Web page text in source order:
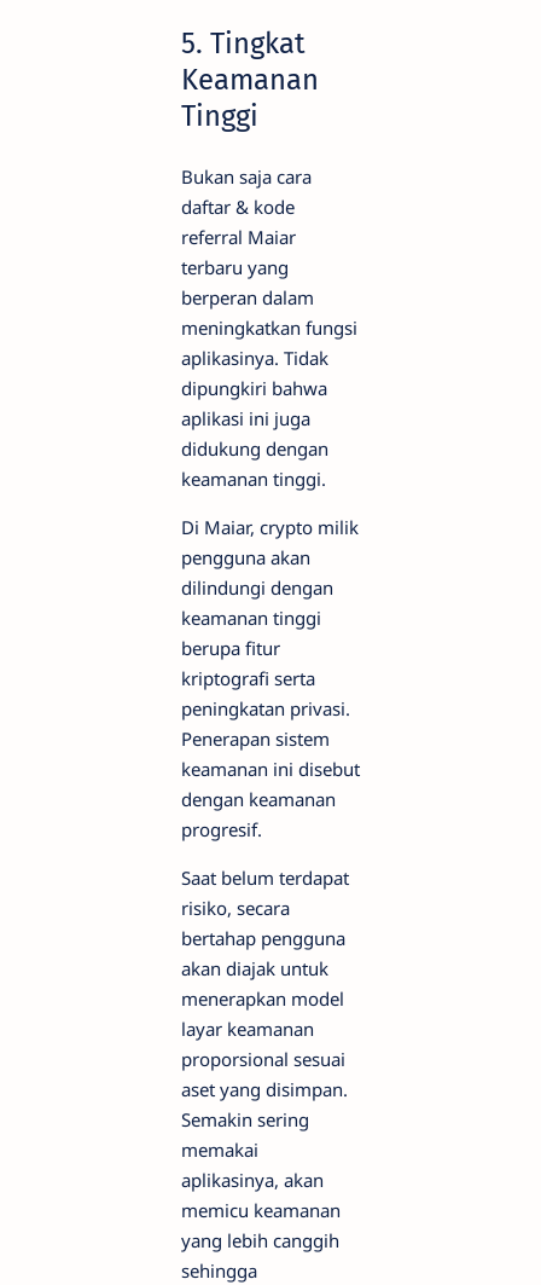
5. Tingkat
Keamanan
Tinggi
Bukan saja cara
daftar & kode
referral Maiar
terbaru yang
berperan dalam
meningkatkan fungsi
aplikasinya. Tidak
dipungkiri bahwa
aplikasi ini juga
didukung dengan
keamanan tinggi.
Di Maiar, crypto milik
pengguna akan
dilindungi dengan
keamanan tinggi
berupa fitur
kriptografi serta
peningkatan privasi.
Penerapan sistem
keamanan ini disebut
dengan keamanan
progresif.
Saat belum terdapat
risiko, secara
bertahap pengguna
akan diajak untuk
menerapkan model
layar keamanan
proporsional sesuai
aset yang disimpan.
Semakin sering
memakai
aplikasinya, akan
memicu keamanan
yang lebih canggih
sehingga